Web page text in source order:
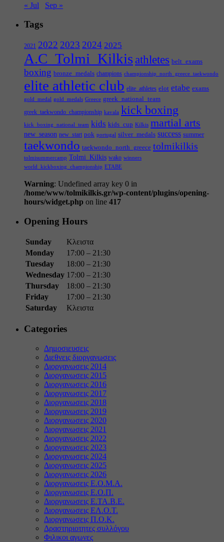
« Jul
Sep »
Tags
2021 2022 2023 2024 2025
A.C_Tolmi_Kilkis athletes belt_exams
boxing bronze_medals champions championship_north_greece_taekwondo
elite athletic club elite_athletes elot etabe exams
gold_medal gold_medals Greece greek_national_team
greek_taekwondo_championship kavala kick boxing
kick_boxing_national_team kids kids_cup Kilkis martial arts
new_season new_start pok portugal silver_medals success summer
taekwondo taekwondo_north_greece tolmikilkis
tolmisummercamp Tolmi_Kilkis wako winners
world_kickboxing_championship ΕΤΑΒΕ
Warning: Undefined array key 0 in
/home/www/tolmikilkis.gr/wp-content/plugins/opening-
hours/widget.php on line 417
Opening Hours
Sunday
Κλειστα
Monday
17:00 – 21:30
Tuesday
18:00 – 21:30
Wednesday 17:00 – 21:30
Thursday
18:00 – 21:30
Friday
17:00 – 21:30
Saturday
Κλειστα
Categories
Δημοσιευσεις
Διεθνεις διοργανωσεις
Διοργανωσεις 2014
Διοργανωσεις 2015
Διοργανωσεις 2016
Διοργανωσεις 2017
Διοργανωσεις 2018
Διοργανωσεις 2019
Διοργανωσεις 2020
Διοργανωσεις 2021
Διοργανωσεις 2022
Διοργανωσεις 2023
Διοργανωσεις 2024
Διοργανωσεις 2025
Διοργανωσεις 2026
Διοργανωσεις Ε.Ο.Μ.Α.
Διοργανωσεις Ε.Ο.Π.
Διοργανωσεις Ε.ΤΑ.Β.Ε.
Διοργανωσεις ΕΛ.Ο.Τ.
Διοργανωσεις Π.Ο.Κ.
Δραστηριοτητες συλλόγου
Φιλικοι αγωνες